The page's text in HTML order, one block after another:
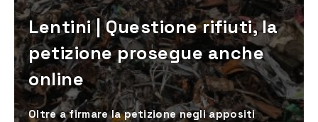
Lentini | Questione rifiuti, la
petizione prosegue anche
online
Oltre a firmare la petizione negli appositi